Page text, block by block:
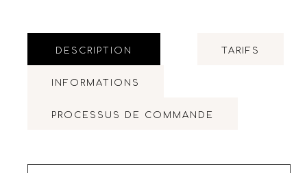
DESCRIPTION TARIFS
INFORMATIONS
PROCESSUS DE COMMANDE